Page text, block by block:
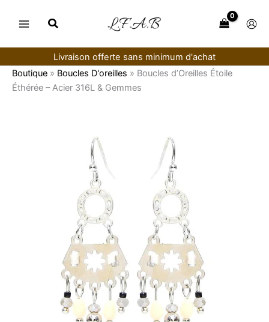
Livraison offerte sans minimum d'achat
Boutique » Boucles D'oreilles » Boucles d’Oreilles Étoile
Éthérée – Acier 316L & Gemmes